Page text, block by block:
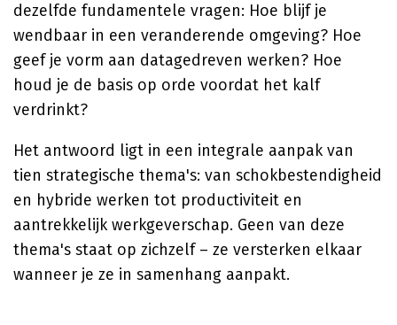
dezelfde fundamentele vragen: Hoe blijf je
wendbaar in een veranderende omgeving? Hoe
geef je vorm aan datagedreven werken? Hoe
houd je de basis op orde voordat het kalf
verdrinkt?
Het antwoord ligt in een integrale aanpak van
tien strategische thema's: van schokbestendigheid
en hybride werken tot productiviteit en
aantrekkelijk werkgeverschap. Geen van deze
thema's staat op zichzelf – ze versterken elkaar
wanneer je ze in samenhang aanpakt.